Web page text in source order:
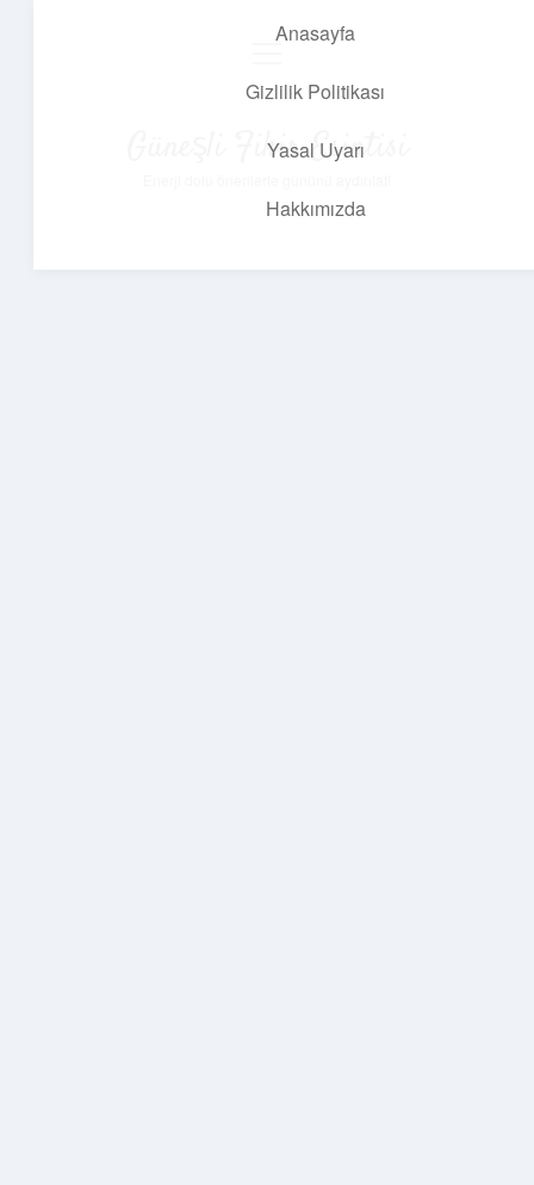
Anasayfa
Gizlilik Politikası
Yasal Uyarı
Hakkımızda
Güneşli Fikir Esintisi